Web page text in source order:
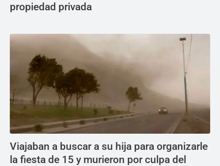
propiedad privada
Viajaban a buscar a su hija para organizarle
la fiesta de 15 y murieron por culpa del